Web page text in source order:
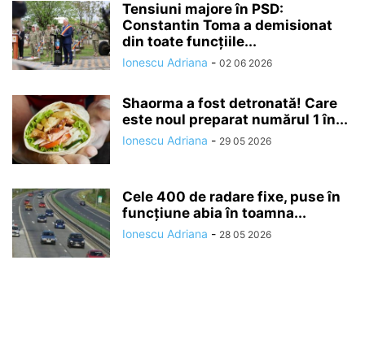
Tensiuni majore în PSD:
Constantin Toma a demisionat
din toate funcțiile...
Ionescu Adriana - 02 06 2026
Shaorma a fost detronată! Care
este noul preparat numărul 1 în...
Ionescu Adriana - 29 05 2026
Cele 400 de radare fixe, puse în
funcțiune abia în toamna...
Ionescu Adriana - 28 05 2026